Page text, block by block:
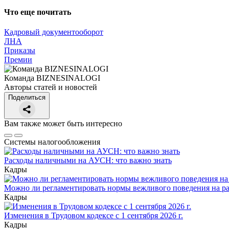
Что еще почитать
Кадровый документооборот
ЛНА
Приказы
Премии
Команда BIZNESINALOGI
Авторы статей и новостей
Поделиться
Вам также может быть интересно
Системы налогообложения
Расходы наличными на АУСН: что важно знать
Кадры
Можно ли регламентировать нормы вежливого поведения на
Кадры
Изменения в Трудовом кодексе с 1 сентября 2026 г.
Кадры